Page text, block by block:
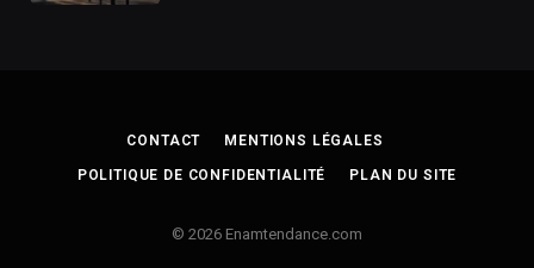
CONTACT MENTIONS LÉGALES
POLITIQUE DE CONFIDENTIALITÉ PLAN DU SITE
© 2026 Enamtendance.com